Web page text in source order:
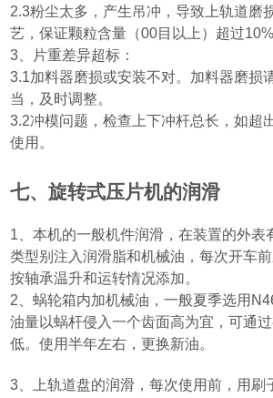
2.3粉尘太多，产生吊冲，导致上轨道磨
艺，保证颗粒含量 （00目以上 ） 超过10%
3 、片重差异超标：
3.1加料器磨损或安装不对。加料器磨损
当，及时调整。
3.2冲模问题，检查上下冲杆总长，如超
使用。
七、旋转式压片机的润滑
1 、本机的一般机件润滑，在装置的外
类型别注入润滑脂和机械油，每次开车
按轴承温升和运转情况添加。
2 、蜗轮箱内加机械油，一般夏季选用
油量以蜗杆侵入一个齿面高为宜，可通
低。使用半年左右，更换新油。
3 、上轨道盘的润滑，每次使用前，用刷